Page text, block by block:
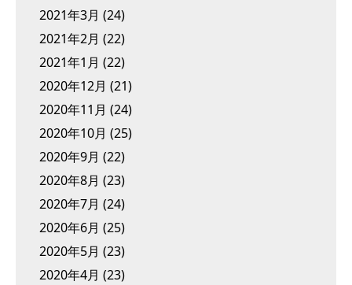
2021年3月 (24)
2021年2月 (22)
2021年1月 (22)
2020年12月 (21)
2020年11月 (24)
2020年10月 (25)
2020年9月 (22)
2020年8月 (23)
2020年7月 (24)
2020年6月 (25)
2020年5月 (23)
2020年4月 (23)